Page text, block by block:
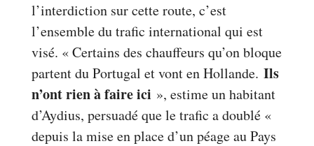
l’interdiction sur cette route, c’est
l’ensemble du trafic international qui est
visé. « Certains des chauffeurs qu’on bloque
partent du Portugal et vont en Hollande. Ils
n’ont rien à faire ici », estime un habitant
d’Aydius, persuadé que le trafic a doublé «
depuis la mise en place d’un péage au Pays